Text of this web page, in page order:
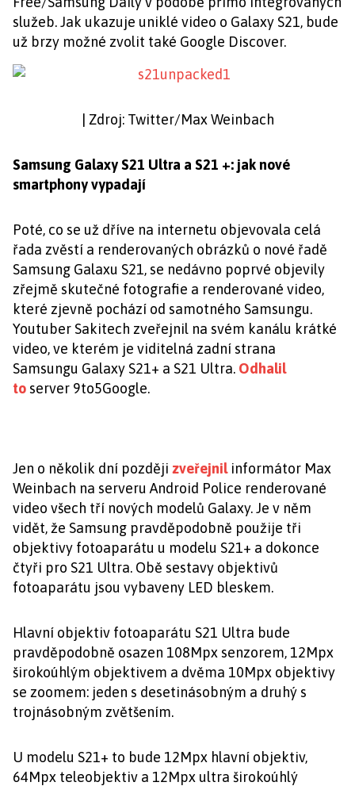
služeb. Jak ukazuje uniklé video o Galaxy S21, bude
už brzy možné zvolit také Google Discover.
| Zdroj: Twitter/Max Weinbach
Samsung Galaxy S21 Ultra a S21 +: jak nové
smartphony vypadají
Poté, co se už dříve na internetu objevovala celá
řada zvěstí a renderovaných obrázků o nové řadě
Samsung Galaxu S21, se nedávno poprvé objevily
zřejmě skutečné fotografie a renderované video,
které zjevně pochází od samotného Samsungu.
Youtuber Sakitech zveřejnil na svém kanálu krátké
video, ve kterém je viditelná zadní strana
Samsungu Galaxy S21+ a S21 Ultra. Odhalil
toserver 9to5Google.
Jen o několik dní později zveřejnilinformátor Max
Weinbach na serveru Android Police renderované
video všech tří nových modelů Galaxy. Je v něm
vidět, že Samsung pravděpodobně použije tři
objektivy fotoaparátu u modelu S21+ a dokonce
čtyři pro S21 Ultra. Obě sestavy objektivů
fotoaparátu jsou vybaveny LED bleskem.
Hlavní objektiv fotoaparátu S21 Ultra bude
pravděpodobně osazen 108Mpx senzorem, 12Mpx
širokoúhlým objektivem a dvěma 10Mpx objektivy
se zoomem: jeden s desetinásobným a druhý s
trojnásobným zvětšením.
U modelu S21+ to bude 12Mpx hlavní objektiv,
64Mpx teleobjektiv a 12Mpx ultra širokoúhlý